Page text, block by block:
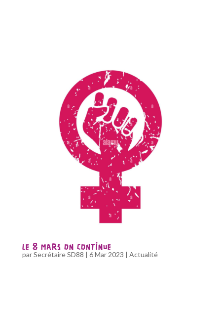
LE 8 MARS ON CONTINUE
parSecrétaire SD88 | 6 Mar 2023 | Actualité